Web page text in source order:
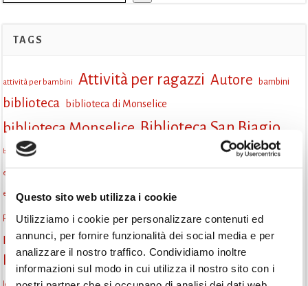
Questo sito web utilizza i cookie
Utilizziamo i cookie per personalizzare contenuti ed
annunci, per fornire funzionalità dei social media e per
analizzare il nostro traffico. Condividiamo inoltre
informazioni sul modo in cui utilizza il nostro sito con i
TAGS
attività per bambini Attività per ragazzi Autore bambini
biblioteca biblioteca di Monselice
biblioteca Monselice Biblioteca San Biagio
biblioteca San Biagio Monselice cittàchelegge cultura
eventi biblioteca eventi culturali
eventi in biblioteca eventi Monselice eventi per famiglie
Fiaccole della lettura gratuito gruppo di lettura incontri letterari
Informazioni laboratori creativi laboratorio
lettura ad alta voce lettura condivisa lettura silenziosa